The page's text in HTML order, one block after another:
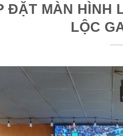
ĐẶT MÀN HÌNH
LỘC